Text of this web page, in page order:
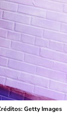
Getty Images